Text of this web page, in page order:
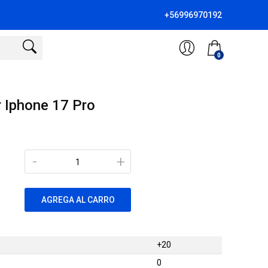
+56996970192
0
17 Pro
+
-
AGREGA AL CARRO
+20
0